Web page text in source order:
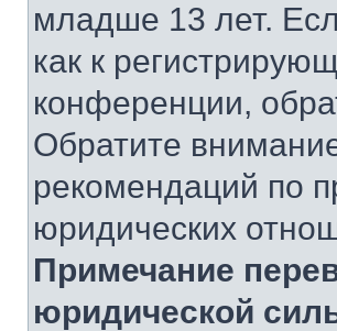
младше 13 лет.
как к
конференции,
Обратите
рекомендаций по
юридических
Примечание
юридической